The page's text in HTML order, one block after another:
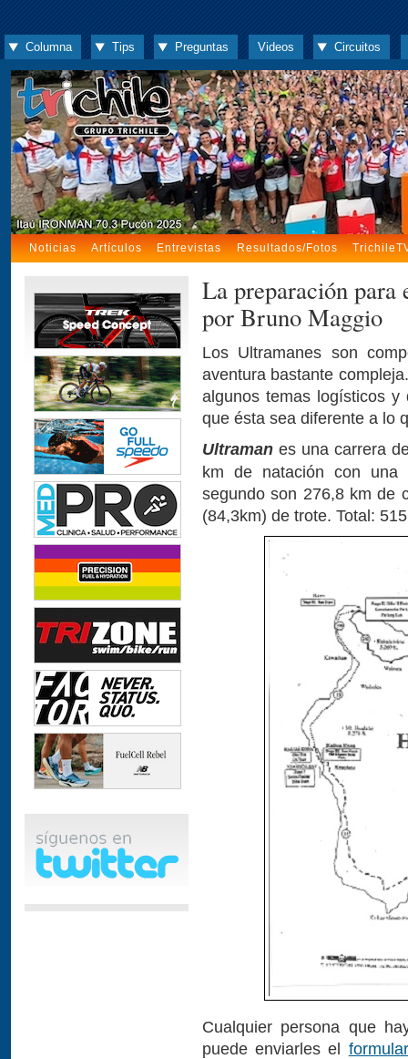
Columna Tips Preguntas Videos Circuitos
Noticias Artículos Entrevistas Resultados/Fotos
La preparación
por Bruno Maggio
Los Ultramanes son
aventura bastante
algunos temas logísticos
que ésta sea diferente a lo
Ultraman es una carrera
km de natación con una
segundo son 276,8 km de
(84,3km) de trote. Total:
Cualquier persona que
puede enviarles el